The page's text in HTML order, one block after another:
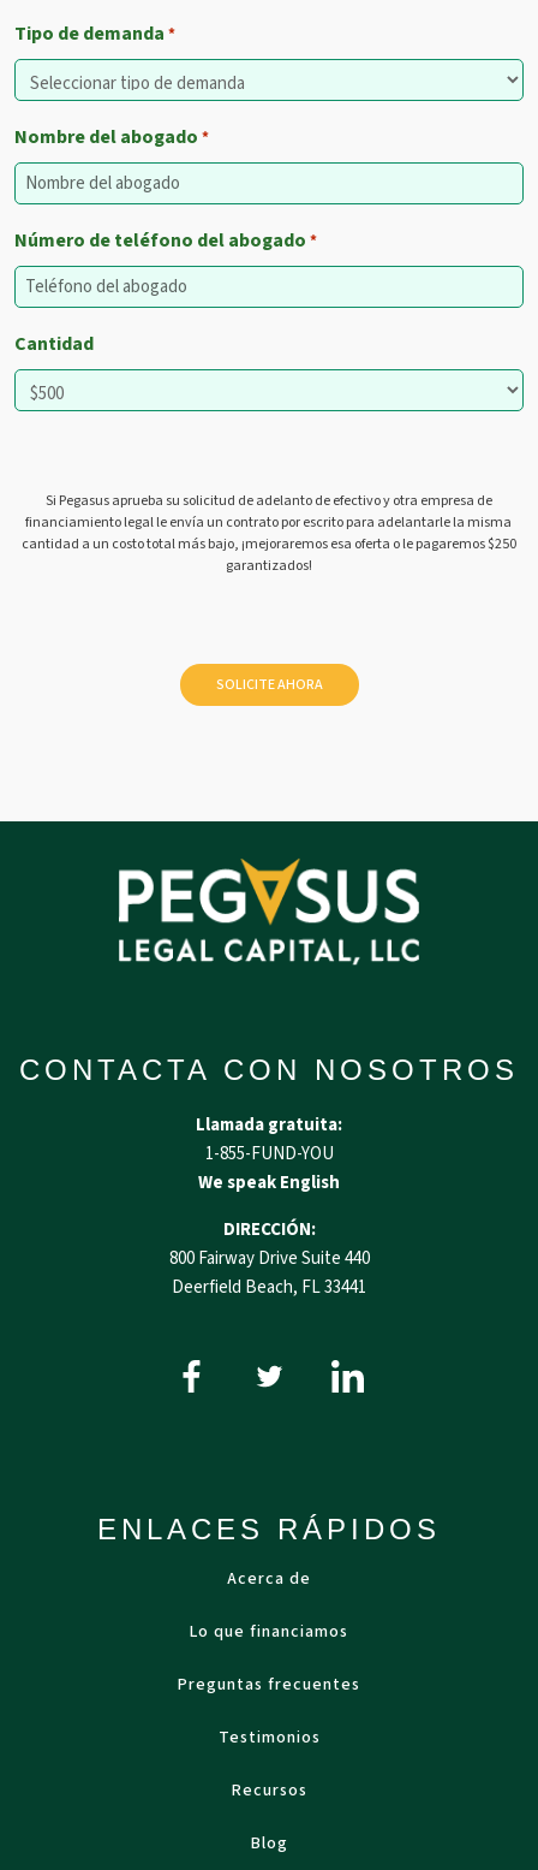
Tipo de demanda *
Nombre del abogado *
Número de teléfono del abogado *
Cantidad
Si Pegasus aprueba su solicitud de adelanto de efectivo y otra empresa de
financiamiento legal le envía un contrato por escrito para adelantarle la misma
cantidad a un costo total más bajo, ¡mejoraremos esa oferta o le pagaremos $250
garantizados!
CONTACTA CON NOSOTROS
Llamada gratuita:
1-855-FUND-YOU
We speak English
DIRECCIÓN:
800 Fairway Drive Suite 440
Deerfield Beach, FL 33441
ENLACES RÁPIDOS
Acerca de
Lo que financiamos
Preguntas frecuentes
Testimonios
Recursos
Blog